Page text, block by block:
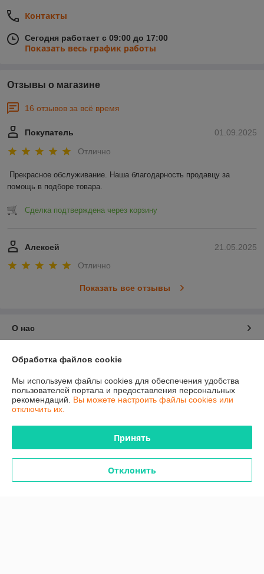
Контакты
Сегодня работает с 09:00 до 17:00
Показать весь график работы
Отзывы о магазине
16 отзывов за всё время
01.09.2025
Покупатель
Отлично
Прекрасное обслуживание. Наша благодарность продавцу за
помощь в подборе товара.
Сделка подтверждена через корзину
21.05.2025
Алексей
Отлично
Показать все отзывы
О нас
Контакты
Доставка и оплата
График работы
Политика обработки cookies
Обработка файлов cookie
Мы используем файлы cookies для обеспечения удобства
пользователей портала и предоставления персональных
рекомендаций. Вы можете настроить файлы cookies или
отключить их.
Принять
Отклонить